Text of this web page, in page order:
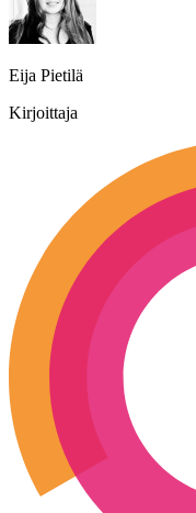
Eija Pietilä
Kirjoittaja